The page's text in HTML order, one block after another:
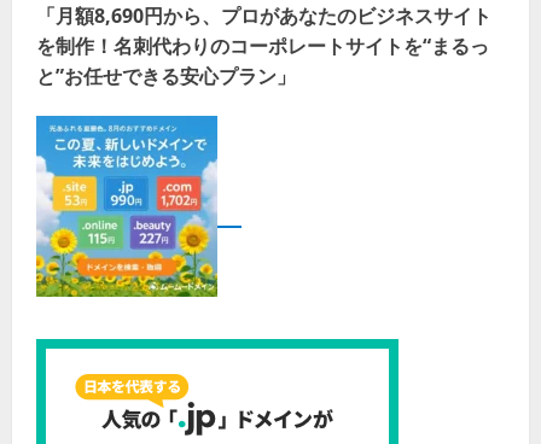
「月額8,690円から、プロがあなたのビジネスサイト
を制作！名刺代わりのコーポレートサイトを“まるっ
と”お任せできる安心プラン」